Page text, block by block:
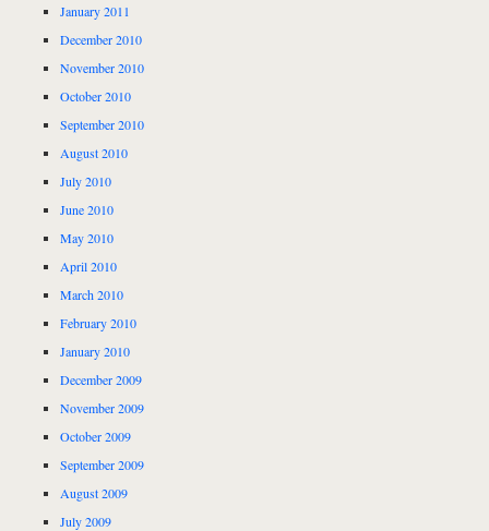
January 2011
December 2010
November 2010
October 2010
September 2010
August 2010
July 2010
June 2010
May 2010
April 2010
March 2010
February 2010
January 2010
December 2009
November 2009
October 2009
September 2009
August 2009
July 2009